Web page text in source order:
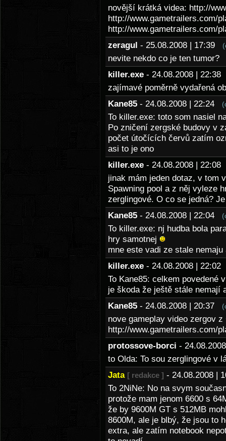
novější krátká videa: http://
http://www.gametrailers.com/
http://www.gametrailers.com/
zeragul - 25.08.2008 | 17:39
nevite nekdo co je ten tumor?
killer.exe - 24.08.2008 |
zajímavé poměrně vydařená
Kane85 - 24.08.2008 | 22:24
To killer.exe: toto som nasiel
Po zničení zergské budovy v
počet útočících červů zatím
asi to je ono
killer.exe - 24.08.2008 |
jinak mám jeden dotaz, v tom
Spawning pool a z něj vyleze
zerglingové. O co se jedná?
Kane85 - 24.08.2008 | 22:04
To killer.exe: nj hudba bola
hry samotnej
mne este vadi ze stale
killer.exe - 24.08.2008 |
To Kane85: celkem povedené
je škoda že ještě stále nemají
Kane85 - 24.08.2008 | 20:37
nove gameplay video zergov z
http://www.gametrailers.com/
protossove-borci -
to Olda: To sou zerglingové v
Jata [ redakce ] - 24.08.2008 |
To 2NiNe: No na svym
protože mam jenom 6600 s
že by 9600M GT s 512MB
8600M, ale je blbý, že jsou to
extra, ale zatím notebook